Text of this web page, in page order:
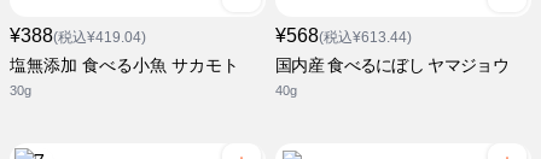
¥388(税込¥419.04)
塩無添加 食べる小魚 サカモト
30g
¥568(税込¥613.44)
国内産 食べるにぼし ヤマジョウ
40g